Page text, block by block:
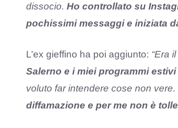
dissocio. Ho controllato su
pochissimi messaggi e iniziata
L’ex gieffino ha poi aggiunto: “Era
Salerno e i miei programmi
voluto far intendere cose non
diffamazione e per me non è